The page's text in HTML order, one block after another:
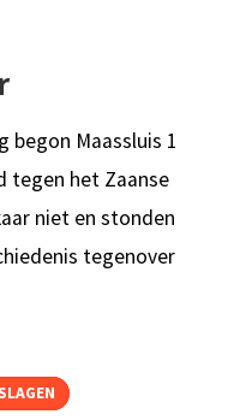
begon Maassluis 1
tegen het Zaanse
niet en stonden
tegenover